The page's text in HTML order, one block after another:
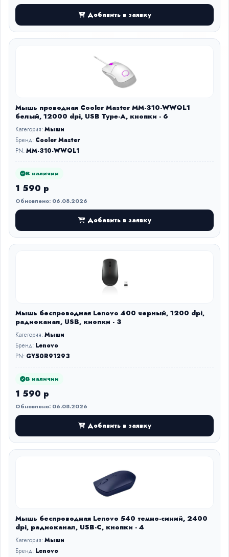
Добавить в заявку
Мышь проводная Cooler Master MM-310-WWOL1
белый, 12000 dpi, USB Type-A, кнопки - 6
Категория:Мыши
Бренд: Cooler Master
PN:MM-310-WWOL1
В наличии
1 590 р
Обновлено: 06.08.2026
Добавить в заявку
Мышь беспроводная Lenovo 400 черный, 1200 dpi,
радиоканал, USB, кнопки - 3
Категория:Мыши
Бренд: Lenovo
PN: GY50R91293
В наличии
1 590 р
Обновлено: 06.08.2026
Добавить в заявку
Мышь беспроводная Lenovo 540 темно-синий, 2400
dpi, радиоканал, USB-C, кнопки - 4
Категория:Мыши
Бренд: Lenovo